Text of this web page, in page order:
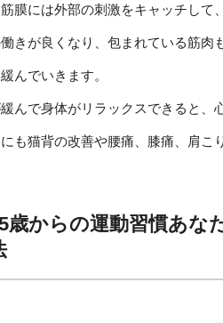
膜には外部の刺激をキャッチして
きが良くなり、包まれている筋肉
んでいきます。
んで身体がリラックスできると、
も猫背の改善や腰痛、膝痛、肩こ
歳からの運動習慣あな